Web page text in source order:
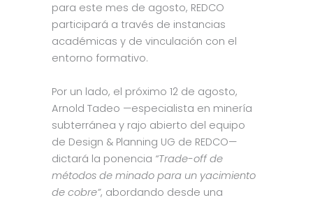
para este mes de agosto, REDCO
participará a través de instancias
académicas y de vinculación con el
entorno formativo.
Por un lado, el próximo 12 de agosto,
Arnold Tadeo —especialista en minería
subterránea y rajo abierto del equipo
de Design & Planning UG de REDCO—
dictará la ponencia “Trade-off de
métodos de minado para un yacimiento
de cobre”, abordando desde una